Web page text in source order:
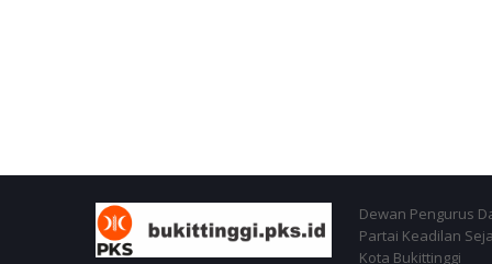
Dewan Pengurus
Partai Keadilan
Kota Bukittinggi